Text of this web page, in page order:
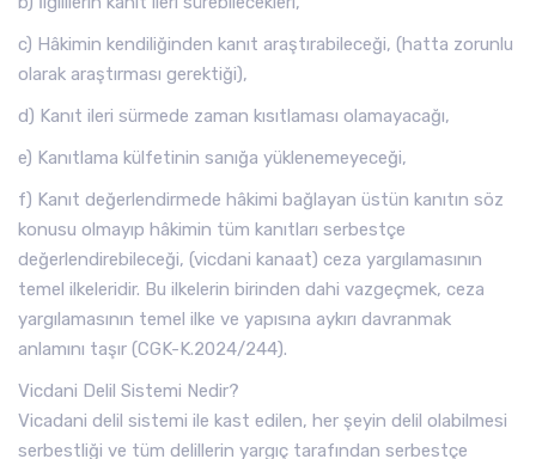
c) Hâkimin kendiliğinden kanıt araştırabileceği, (hatta zorunlu
olarak araştırması gerektiği),
d) Kanıt ileri sürmede zaman kısıtlaması olamayacağı,
e) Kanıtlama külfetinin sanığa yüklenemeyeceği,
f) Kanıt değerlendirmede hâkimi bağlayan üstün kanıtın söz
konusu olmayıp hâkimin tüm kanıtları serbestçe
değerlendirebileceği, (vicdani kanaat) ceza yargılamasının
temel ilkeleridir. Bu ilkelerin birinden dahi vazgeçmek, ceza
yargılamasının temel ilke ve yapısına aykırı davranmak
anlamını taşır (CGK-K.2024/244).
Vicdani Delil Sistemi Nedir?
Vicadani delil sistemi ile kast edilen, her şeyin delil olabilmesi
serbestliği ve tüm delillerin yargıç tarafından serbestçe